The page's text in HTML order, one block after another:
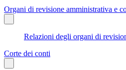
Organi di revisione amministrativa e
Relazioni degli organi di
Corte dei conti